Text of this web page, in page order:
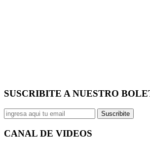
SUSCRIBITE A NUESTRO
Suscribite
CANAL DE VIDEOS